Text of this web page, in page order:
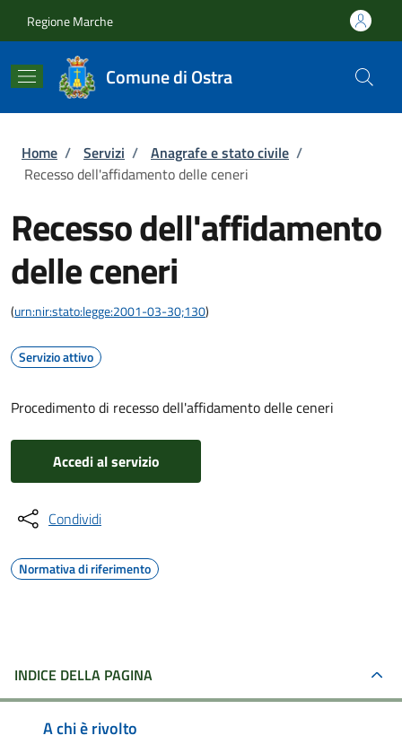
Regione Marche
Comune di Ostra
Briciole di pane
Home / Servizi / Anagrafe e stato civile /
Recesso dell'affidamento delle ceneri
Recesso dell'affidamento
delle ceneri
(urn:nir:stato:legge:2001-03-30;130)
Servizio attivo
Procedimento di recesso dell'affidamento delle ceneri
Accedi al servizio
Condividi
Normativa di riferimento
INDICE DELLA PAGINA
A chi è rivolto